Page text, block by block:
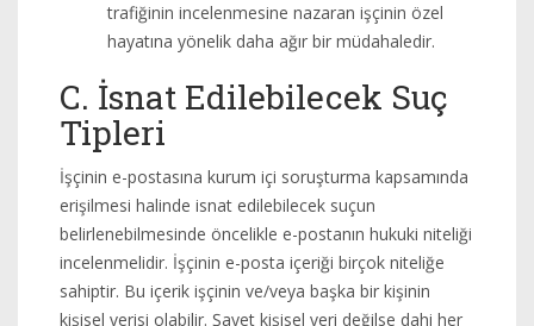
trafiğinin incelenmesine nazaran işçinin özel
hayatına yönelik daha ağır bir müdahaledir.
C. İsnat Edilebilecek Suç
Tipleri
İşçinin e-postasına kurum içi soruşturma kapsamında
erişilmesi halinde isnat edilebilecek suçun
belirlenebilmesinde öncelikle e-postanın hukuki niteliği
incelenmelidir. İşçinin e-posta içeriği birçok niteliğe
sahiptir. Bu içerik işçinin ve/veya başka bir kişinin
kişisel verisi olabilir. Şayet kişisel veri değilse dahi her